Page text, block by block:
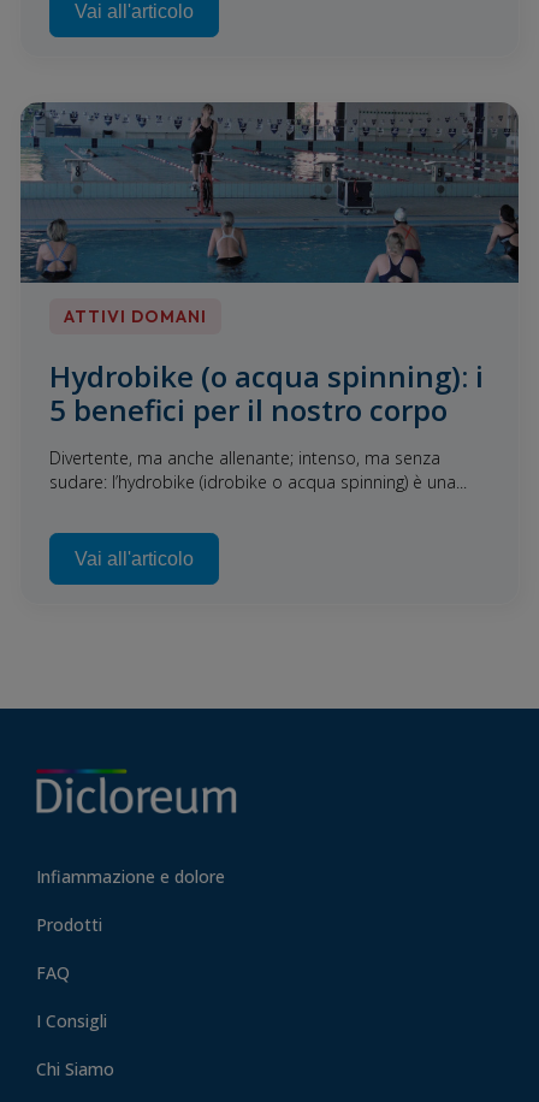
Vai all'articolo
ATTIVI DOMANI
Hydrobike (o acqua spinning): i
5 benefici per il nostro corpo
Divertente, ma anche allenante; intenso, ma senza
sudare: l’hydrobike (idrobike o acqua spinning) è una...
Vai all'articolo
Infiammazione e dolore
Prodotti
FAQ
I Consigli
Chi Siamo